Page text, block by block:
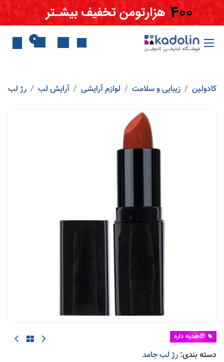
Skip to Content
0
کادولین زیبایی و سلامت لوازم آرایشی آرایش لب رژ لب
🎁هدیه داره
دسته بندی: رژ لب جامد